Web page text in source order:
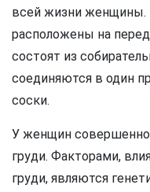
всей жизни
расположены на
состоят из
соединяются в один
соски.
У женщин
груди. Факторами,
груди, являются